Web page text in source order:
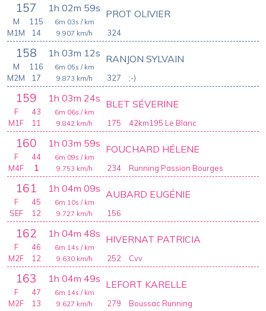
157 1h 02m 59s
324
PROT OLIVIER
6m 03s / km
9.907 km/h
M
115
M1M
14
158 1h 03m 12s
327
RANJON SYLVAIN
6m 05s / km
9.873 km/h
M
116
M2M
17 ;-)
159 1h 03m 24s
175
BLET SÉVERINE
6m 06s / km
9.842 km/h
F
43
M1F
11 42km195 Le Blanc
160 1h 03m 59s
234
FOUCHARD HÉLENE
6m 09s / km
9.753 km/h
F
44
M4F
1 Running Passion Bourges
161 1h 04m 09s
156
AUBARD EUGÉNIE
6m 10s / km
9.727 km/h
F
45
SEF
12
162 1h 04m 48s
252
HIVERNAT PATRICIA
6m 14s / km
9.630 km/h
F
46
M2F
12 Cvv
163 1h 04m 49s
279
LEFORT KARELLE
6m 14s / km
9.627 km/h
F
47
M2F
13 Boussac Running